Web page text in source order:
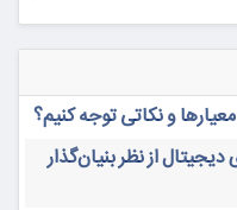
و نکاتی توجه کنیم؟
از نظر بنیان‌گذار